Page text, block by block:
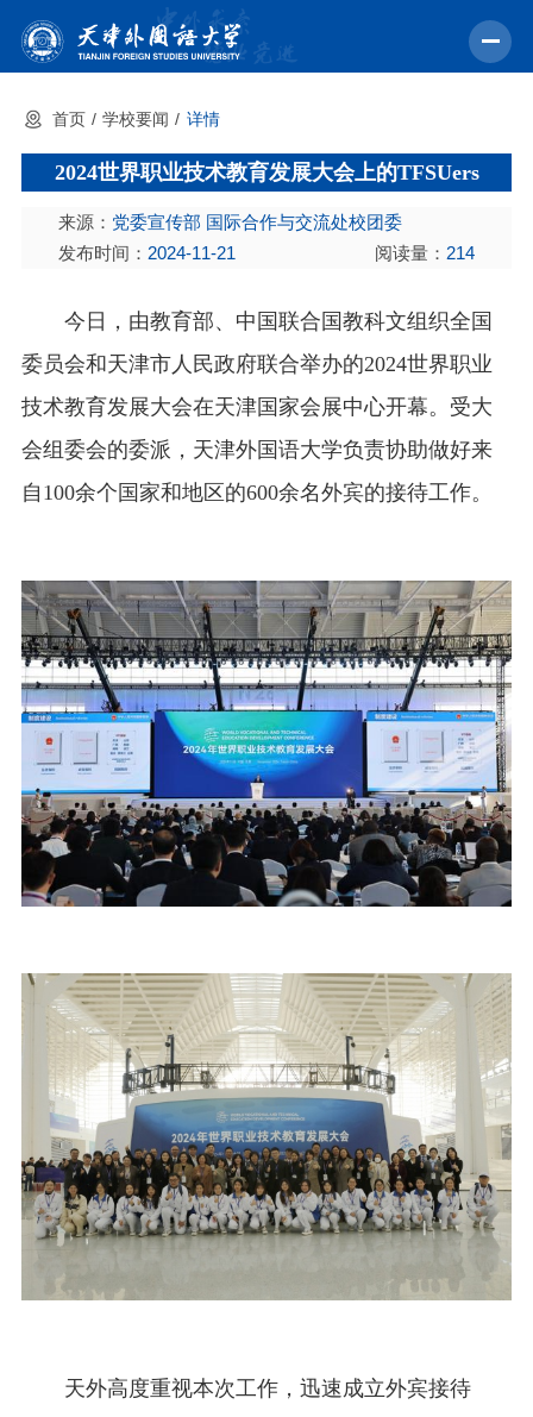
首页
学校概况
机构设置
师资力量
学术科研
中外交流
融合门户 校外访问（VPN）
首页 学校要闻 详情
2024世界职业技术教育发展大会上的TFSUers
来源： 党委宣传部 国际合作与交流处校团委
发布时间： 2024-11-21 阅读量： 214
今日，由教育部、中国联合国教科文组织全国
委员会和天津市人民政府联合举办的2024世界职业
技术教育发展大会在天津国家会展中心开幕。受大
会组委会的委派，天津外国语大学负责协助做好来
自100余个国家和地区的600余名外宾的接待工作。
天外高度重视本次工作，迅速成立外宾接待